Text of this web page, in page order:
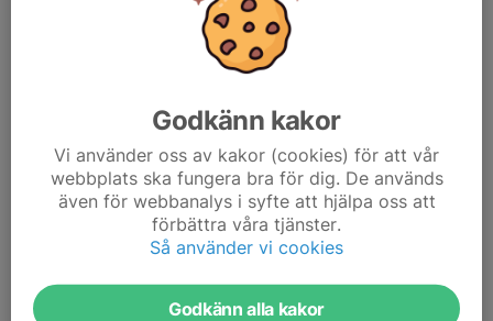
man uppfylla fordringarna varje år och sedan får man vart tredje
år köpa märket med en stjärna, efter ytterligare tre år märke
använder som underlag när man söker licens.
År 1. Brons. År 2. Silver. År 3. Guld.
Om man sedan uppfyller kravet för Guldmärket i ytterligare 3 år
få man ett lägre Årtalsmärke med en stjärna. Efter ytterligare 3
år ett Årtalsmärke med två stjärnor. Osv.
Efter 54 år, om jag räknat rätt, så får man det sista märket.
som klarat av detta. En otrolig prestation.
Godkänn kakor
Vi använder oss av kakor (cookies) för att vår
webbplats ska fungera bra för dig. De används
även för webbanalys i syfte att hjälpa oss att
förbättra våra tjänster.
Så använder vi cookies
Godkänn alla kakor